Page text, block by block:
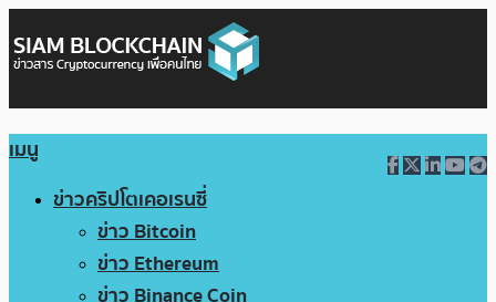
เมนู
ข่าวคริปโตเคอเรนซี่
ข่าว Bitcoin
ข่าว Ethereum